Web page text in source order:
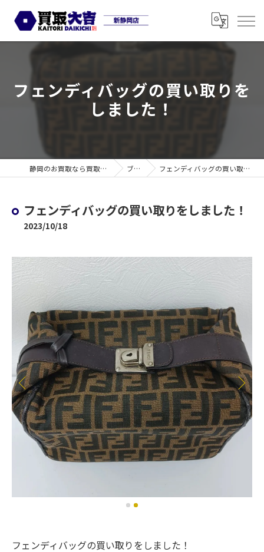
フェンディバッグの買い取りを
しました！
静岡のお買取なら買取大吉 新静岡店 ブログ フェンディバッグの買い取りをしました！
フェンディバッグの買い取りをしました！
2023/10/18
フェンディバッグの買い取りをしました！